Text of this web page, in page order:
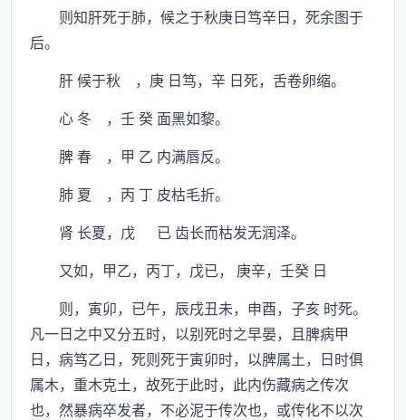
则知肝死于肺，候之于秋庚日笃辛日，死余图于
后。
肝 候于秋 ，庚 日笃，辛 日死，舌卷卵缩。
心 冬 ，壬 癸 面黑如黎。
脾 春 ，甲 乙 内满唇反。
肺 夏 ，丙 丁 皮枯毛折。
肾 长夏，戊 已 齿长而枯发无润泽。
又如，甲乙，丙丁，戊已， 庚辛，壬癸 日
则，寅卯，已午，辰戌丑未，申酉，子亥 时死。
凡一日之中又分五时，以别死时之早晏，且脾病甲
日，病笃乙日，死则死于寅卯时，以脾属土，日时俱
属木，重木克土，故死于此时，此内伤藏病之传次
也，然暴病卒发者，不必泥于传次也，或传化不以次